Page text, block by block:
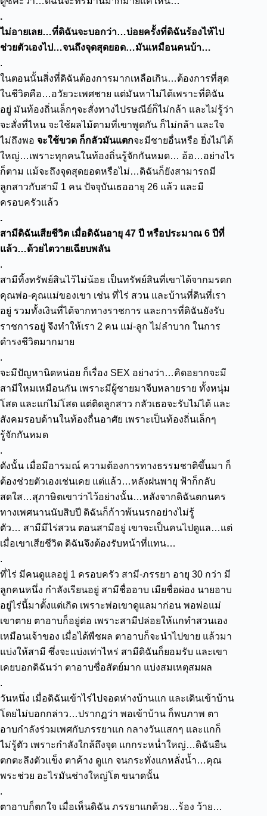
.
ไม่อายเลย…ที่ดิฉันจะบอกว่า…บ่อยครั้งที่ดิฉันร้องไห้ไป
ช่วยตัวเองไป…จนถึงจุดสุดยอด…มันเหมือนคนบ้า…
.
ในตอนนั้นสิ่งที่ดิฉันต้องการมากเหลือเกิน…ต้องการที่สุด
ในชีวิตคือ…อวัยวะเพศชาย แต่มันหาไม่ได้เพราะที่ดิฉัน
อยู่ มันท้องถิ่นเล็กๆจะสั่งทางไปรษณีย์ก็ไม่กล้า และไม่รู้ว่า
จะสั่งที่ไหน จะใช้ผลไม้ตามที่เขาพูดกัน ก็ไม่กล้า และใจ
ไม่ถึงพอ จะใช้ขวด ก็กลัวมันแตกจะมีชายอื่นหรือ ยิ่งไม่ได้
ใหญ่…เพราะทุกคนในท้องถิ่นรู้จักกันหมด… อ้อ…อย่างไร
ก็ตาม แม้จะถึงจุดสุดยอดหรือไม่…ดิฉันก็ยังสามารถมี
ลูกสาวกับสามี 1 คน ปัจจุบันเธออายุ 26 แล้ว และมี
ครอบครัวแล้ว
.
สามีดิฉันเสียชีวิต เมื่อดิฉันอายุ 47 ปี หรือประมาณ 6 ปีที่
แล้ว…ด้วยไตวายเฉียบพลัน
.
สามีทิ้งทรัพย์สินไว้ไม่น้อย เป็นทรัพย์สินที่เขาได้จากมรดก
คุณพ่อ-คุณแม่ของเขา เช่น ที่ไร่ สวน และบ้านที่ดินที่เรา
อยู่ รวมทั้งเงินที่ได้จากทางราชการ และการที่ดิฉันยังรับ
ราชการอยู่ จึงทำให้เรา 2 คน แม่-ลูก ไม่ลำบาก ในการ
ดำรงชีวิตมากมาย
.
จะมีปัญหานิดหน่อย ก็เรื่อง SEX อย่างว่า…คิดอยากจะมี
สามีใหมเหมือนกัน เพราะมีผู้ชายมาจีบหลายราย ทั้งหนุ่ม
โสด และแก่ไม่โสด แต่ติดลูกสาว กลัวเธอจะรับไม่ได้ และ
สังคมรอบด้านในท้องถื่นอาศัย เพราะเป็นท้องถิ่นเล็กๆ
รู้จักกันหมด
.
ดังนั้น เมื่อมีอารมณ์ ความต้องการทางธรรมชาติขึ้นมา ก็
ต้องช่วยตัวเองเช่นเคย แต่แล้ว…หลังฝนพายุ ฟ้าก็กลับ
สดใส…สุภาษิตเขาว่าไว้อย่างนั้น…หลังจากดิฉันตกนคร
ทางเพศนานนับสิบปี ดิฉันก็ก้าวพ้นนรกอย่างไม่รู้
ตัว… สามีมีไร่สวน ตอนสามีอยู่ เขาจะเป็นคนไปดูแล…แต่
เมื่อเขาเสียชีวิต ดิฉันจึงต้องรับหน้าที่แทน…
.
ที่ไร่ มีคนดูแลอยู่ 1 ครอบครัว สามี-ภรรยา อายุ 30 กว่า มี
ลูกคนหนึ่ง กำลังเรียนอยู่ สามีชื่ออาบ เมียชื่อผ่อง นายอาบ
อยู่ไร่นี้มาตั้งแต่เกิด เพราะพ่อเขาดูแลมาก่อน พอพ่อแม่
เขาตาย ตาอาบก็อยู่ต่อ เพราะสามีปล่อยให้แกทำสวนเอง
เหมือนเจ้าของ เมื่อได้พืชผล ตาอาบก็จะนำไปขาย แล้วมา
แบ่งให้สามี ซึ่งจะแบ่งเท่าไหร่ สามีดิฉันก็ยอมรับ และเขา
เคยบอกดิฉันว่า ตาอาบซื่อสัตย์มาก แบ่งสมเหตุสมผล
.
วันหนึ่ง เมื่อดิฉันเข้าไร่ไปจอดห่างบ้านแก และเดินเข้าบ้าน
โดยไม่บอกกล่าว…ปรากฏว่า พอเข้าบ้าน ก็พบภาพ ตา
อาบกำลังร่วมเพศกับภรรยาแก กลางวันแสกๆ และแกก็
ไม่รู้ตัว เพราะกำลังใกล้ถึงจุด แกกระหน่ำใหญ่…ดิฉันยืน
ตกตะลึงตัวแข็ง ตาค้าง ดูแก จนกระทั่งแกหลั่งน้ำ…คุณ
พระช่วย อะไรมันช่างใหญ่โต ขนาดนั้น
.
ตาอาบก็ตกใจ เมื่อเห็นดิฉัน ภรรยาแกด้วย…ร้อง ว้าย…